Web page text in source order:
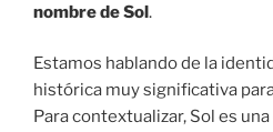
nombre de Sol.
Estamos hablando de la
histórica muy significativa
Para contextualizar, Sol es